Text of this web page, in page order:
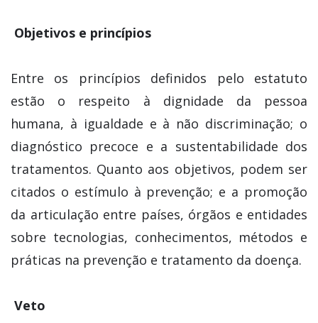
Objetivos e princípios
Entre os princípios definidos pelo estatuto
estão o respeito à dignidade da pessoa
humana, à igualdade e à não discriminação; o
diagnóstico precoce e a sustentabilidade dos
tratamentos. Quanto aos objetivos, podem ser
citados o estímulo à prevenção; e a promoção
da articulação entre países, órgãos e entidades
sobre tecnologias, conhecimentos, métodos e
práticas na prevenção e tratamento da doença.
Veto